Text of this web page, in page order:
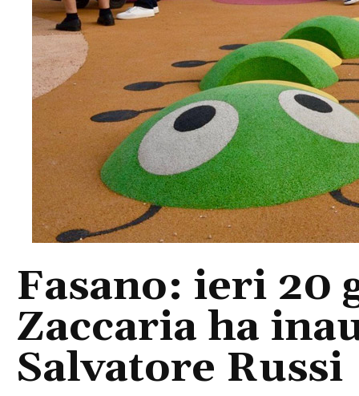
Fasano: ieri 20
Zaccaria ha
Salvatore Russi